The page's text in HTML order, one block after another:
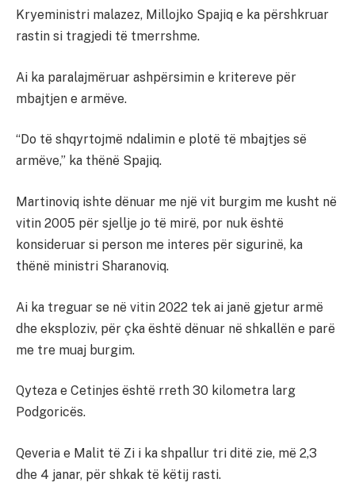
Kryeministri malazez, Millojko Spajiq e ka përshkruar
rastin si tragjedi të tmerrshme.
Ai ka paralajmëruar ashpërsimin e kritereve për
mbajtjen e armëve.
“Do të shqyrtojmë ndalimin e plotë të mbajtjes së
armëve,” ka thënë Spajiq.
Martinoviq ishte dënuar me një vit burgim me kusht në
vitin 2005 për sjellje jo të mirë, por nuk është
konsideruar si person me interes për sigurinë, ka
thënë ministri Sharanoviq.
Ai ka treguar se në vitin 2022 tek ai janë gjetur armë
dhe eksploziv, për çka është dënuar në shkallën e parë
me tre muaj burgim.
Qyteza e Cetinjes është rreth 30 kilometra larg
Podgoricës.
Qeveria e Malit të Zi i ka shpallur tri ditë zie, më 2,3
dhe 4 janar, për shkak të këtij rasti.